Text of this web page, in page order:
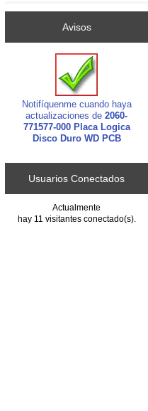
Avisos
Notifíquenme cuando haya
actualizaciones de2060-
771577-000 Placa Logica
Disco Duro WD PCB
Usuarios Conectados
Actualmente
hay 11 visitantes conectado(s).